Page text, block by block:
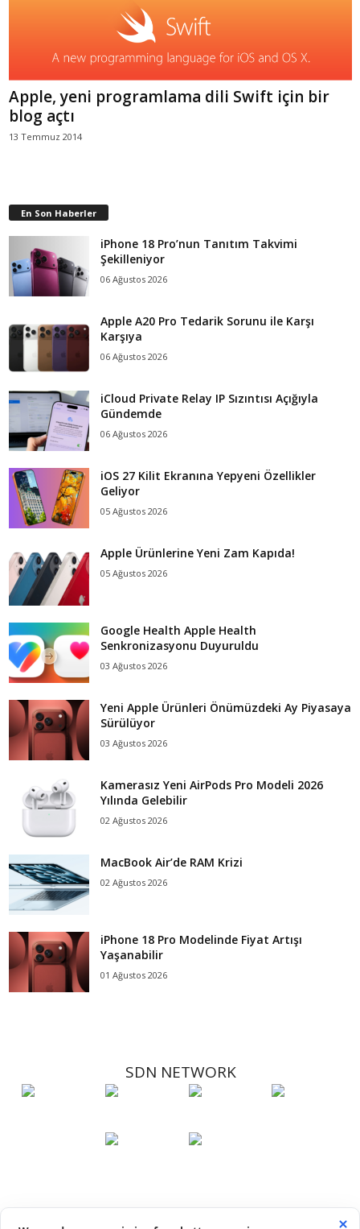
Apple, yeni programlama dili Swift için bir
blog açtı
13 Temmuz 2014
En Son Haberler
iPhone 18 Pro’nun Tanıtım Takvimi
Şekilleniyor
06 Ağustos 2026
Apple A20 Pro Tedarik Sorunu ile Karşı
Karşıya
06 Ağustos 2026
iCloud Private Relay IP Sızıntısı Açığıyla
Gündemde
06 Ağustos 2026
iOS 27 Kilit Ekranına Yepyeni Özellikler
Geliyor
05 Ağustos 2026
Apple Ürünlerine Yeni Zam Kapıda!
05 Ağustos 2026
Google Health Apple Health
Senkronizasyonu Duyuruldu
03 Ağustos 2026
Yeni Apple Ürünleri Önümüzdeki Ay Piyasaya
Sürülüyor
03 Ağustos 2026
Kamerasız Yeni AirPods Pro Modeli 2026
Yılında Gelebilir
02 Ağustos 2026
MacBook Air’de RAM Krizi
02 Ağustos 2026
iPhone 18 Pro Modelinde Fiyat Artışı
Yaşanabilir
01 Ağustos 2026
SDN NETWORK